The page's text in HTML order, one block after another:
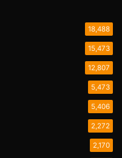
18,488
15,473
12,807
5,473
5,406
2,272
2,170